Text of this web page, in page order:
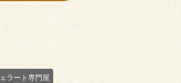
ラート専門屋